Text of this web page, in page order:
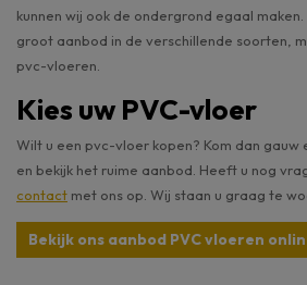
kunnen wij ook de ondergrond egaal
groot aanbod in de verschillende soorten,
pvc-vloeren.
Kies uw PVC-vloer
Wilt u een pvc-vloer kopen? Kom dan gauw
en bekijk het ruime aanbod. Heeft u nog
contact met ons op. Wij staan u graag te
Bekijk ons aanbod PVC vloeren